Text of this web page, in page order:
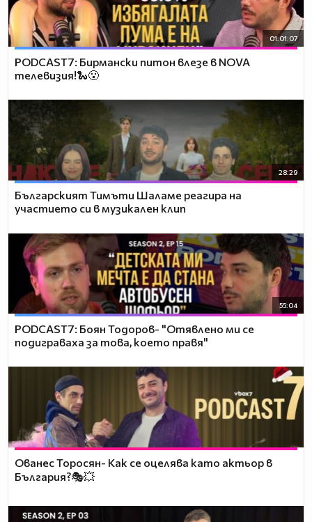
01:01:07
PODCAST7: Бирмански питон влезе в NOVA
телевизия!🐍😮
28:29
Българският Тимъти Шаламе реагира на
участието си в музикален клип
55:04
PODCAST7: ‪Боян Тодоров- "Отявлено ми се
подиграваха за това, което правя"
Ованес Торосян- Как се оцелява като актьор в
България?🎭💥